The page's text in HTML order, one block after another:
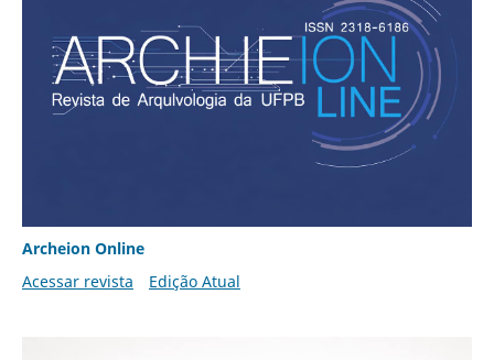
Archeion Online
Acessar revista
Edição Atual